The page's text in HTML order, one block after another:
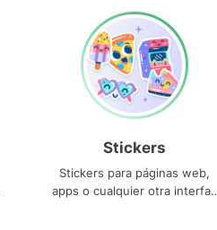
Stickers
Stickers para páginas web,
apps o cualquier otra interfaz